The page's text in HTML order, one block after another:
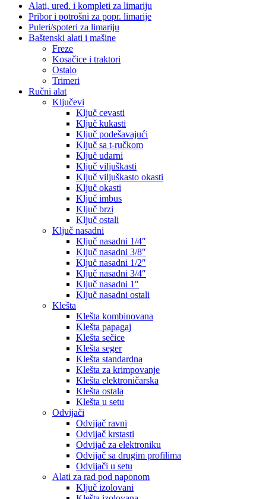
Alati, uređ. i kompleti za limariju
Pribor i potrošni za popr. limarije
Puleri/spoteri za limariju
Baštenski alati i mašine
Freze
Kosačice i traktori
Ostalo
Trimeri
Ručni alat
Ključevi
Ključ cevasti
Ključ kukasti
Ključ podešavajući
Ključ sa t-ručkom
Ključ udarni
Ključ viljuškasti
Ključ viljuškasto okasti
Ključ okasti
Ključ imbus
Ključ brzi
Ključ ostali
Ključ nasadni
Ključ nasadni 1/4″
Ključ nasadni 3/8″
Ključ nasadni 1/2″
Ključ nasadni 3/4″
Ključ nasadni 1″
Ključ nasadni ostali
Klešta
Klešta kombinovana
Klešta papagaj
Klešta sečice
Klešta seger
Klešta standardna
Klešta za krimpovanje
Klešta elektroničarska
Klešta ostala
Klešta u setu
Odvijači
Odvijač ravni
Odvijač krstasti
Odvijač za elektroniku
Odvijač sa drugim profilima
Odvijači u setu
Alati za rad pod naponom
Ključ izolovani